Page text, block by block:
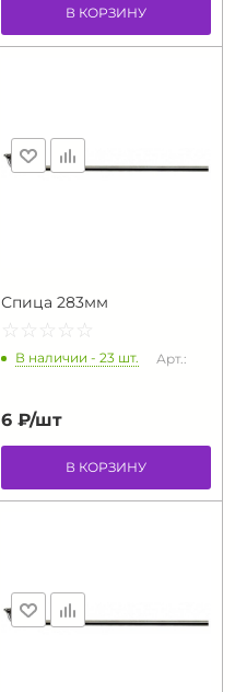
В КОРЗИНУ
Спица 283мм
☆ ☆ ☆ ☆ ☆
★ ★ ★ ★ ★
В наличии - 23 шт. Арт.:
6 ₽/шт
В КОРЗИНУ